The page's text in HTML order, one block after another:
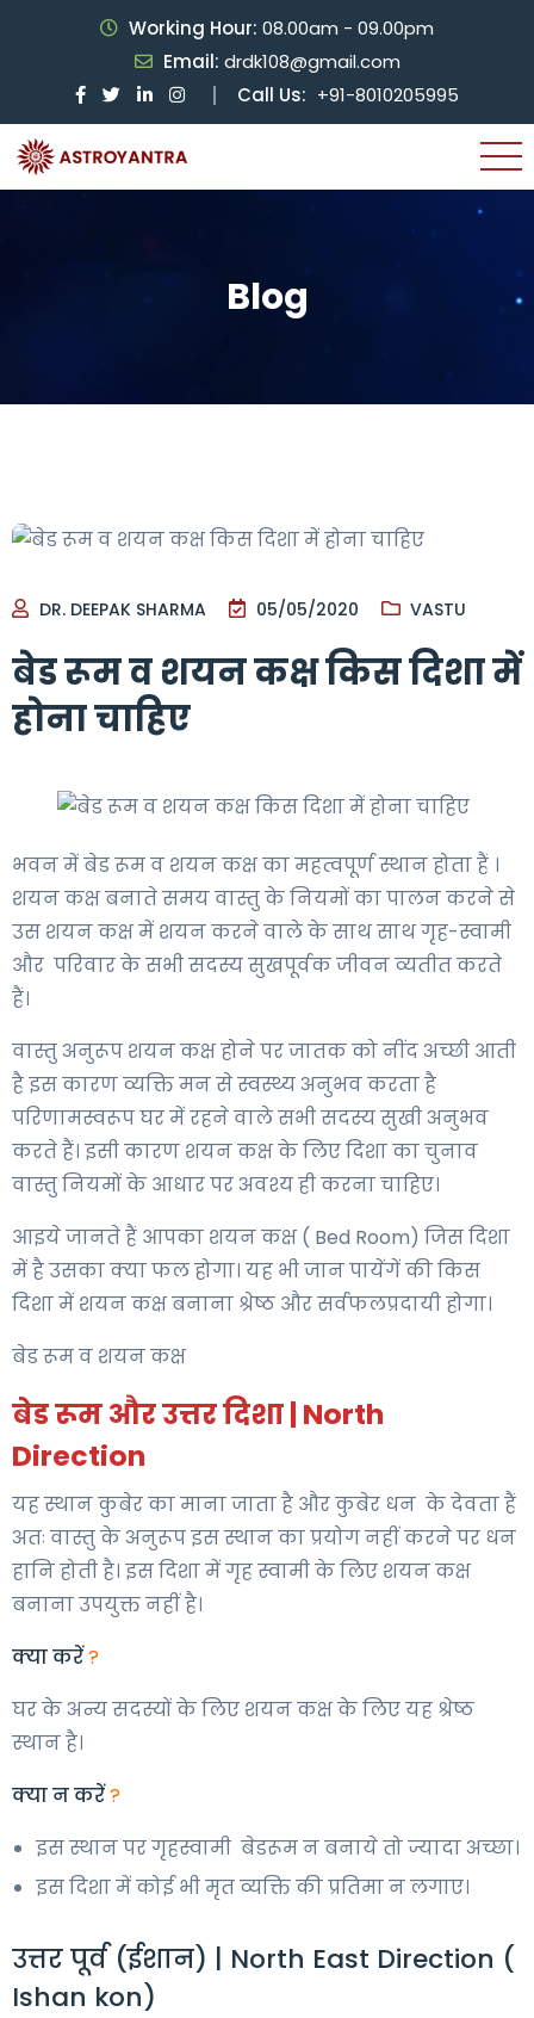
Working Hour: 08.00am - 09.00pm
Email: drdk108@gmail.com
Call Us: +91-8010205995
Blog
DR. DEEPAK SHARMA 05/05/2020 VASTU
बेड रूम व शयन कक्ष किस दिशा में
होना चाहिए
भवन में बेड रूम व शयन कक्ष का महत्वपूर्ण स्थान होता हैं ।
शयन कक्ष बनाते समय वास्तु के नियमों का पालन करने से
उस शयन कक्ष में शयन करने वाले के साथ साथ गृह-स्वामी
और परिवार के सभी सदस्य सुखपूर्वक जीवन व्यतीत करते
हैं।
वास्तु अनुरूप शयन कक्ष होने पर जातक को नींद अच्छी आती
है इस कारण व्यक्ति मन से स्वस्थ्य अनुभव करता है
परिणामस्वरूप घर में रहने वाले सभी सदस्य सुखी अनुभव
करते हैं। इसी कारण शयन कक्ष के लिए दिशा का चुनाव
वास्तु नियमों के आधार पर अवश्य ही करना चाहिए।
आइये जानते हैं आपका शयन कक्ष ( Bed Room) जिस दिशा
में है उसका क्या फल होगा। यह भी जान पायेंगें की किस
दिशा में शयन कक्ष बनाना श्रेष्ठ और सर्वफलप्रदायी होगा।
बेड रूम व शयन कक्ष
बेड रूम और उत्तर दिशा | North
Direction
यह स्थान कुबेर का माना जाता है और कुबेर धन के देवता हैं
अतः वास्तु के अनुरूप इस स्थान का प्रयोग नहीं करने पर धन
हानि होती है। इस दिशा में गृह स्वामी के लिए शयन कक्ष
बनाना उपयुक्त नहीं है।
क्या करें?
घर के अन्य सदस्यों के लिए शयन कक्ष के लिए यह श्रेष्ठ
स्थान है।
क्या न करें?
इस स्थान पर गृहस्वामी बेडरूम न बनाये तो ज्यादा अच्छा।
इस दिशा में कोई भी मृत व्यक्ति की प्रतिमा न लगाए।
उत्तर पूर्व (ईशान) | North East Direction (
Ishan kon)